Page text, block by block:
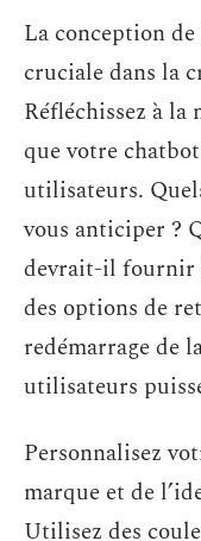
La conception
cruciale dans la
Réfléchissez à la
que votre
utilisateurs.
vous anticiper ?
devrait-il fournir
des options de
redémarrage de
utilisateurs
Personnalisez
marque et de
Utilisez des